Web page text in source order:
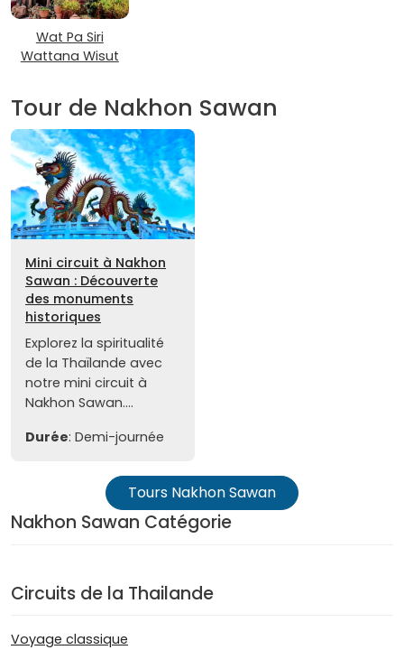
Wat Pa Siri
Wattana Wisut
Tour de Nakhon Sawan
Mini circuit à Nakhon
Sawan : Découverte
des monuments
historiques
Explorez la spiritualité
de la Thaïlande avec
notre mini circuit à
Nakhon Sawan....
Durée: Demi-journée
Tours Nakhon Sawan
Nakhon Sawan Catégorie
Circuits de la Thailande
Voyage classique